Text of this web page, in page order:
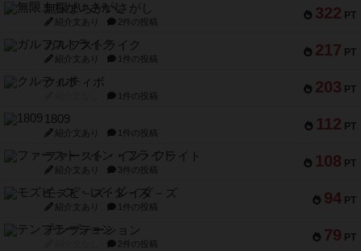
322 PT
無限まちがいさがし
紹介文あり 2件の投稿
217 PT
ガルフストライク
紹介文あり 1件の投稿
203 PT
クルティボ
1件の投稿
112 PT
1809
紹介文あり 1件の投稿
108 PT
ファースト・イン・フライト
紹介文あり 3件の投稿
94 PT
モズビ－ズ・レイダ－ズ
紹介文あり 1件の投稿
79 PT
テンプテーション
2件の投稿